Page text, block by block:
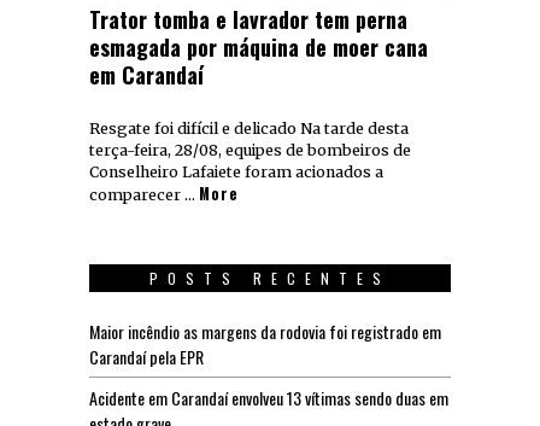
Trator tomba e lavrador tem perna
esmagada por máquina de moer cana
em Carandaí
Resgate foi difícil e delicado Na tarde desta
terça-feira, 28/08, equipes de bombeiros de
Conselheiro Lafaiete foram acionados a
comparecer … More
POSTS RECENTES
Maior incêndio as margens da rodovia foi registrado em
Carandaí pela EPR
Acidente em Carandaí envolveu 13 vítimas sendo duas em